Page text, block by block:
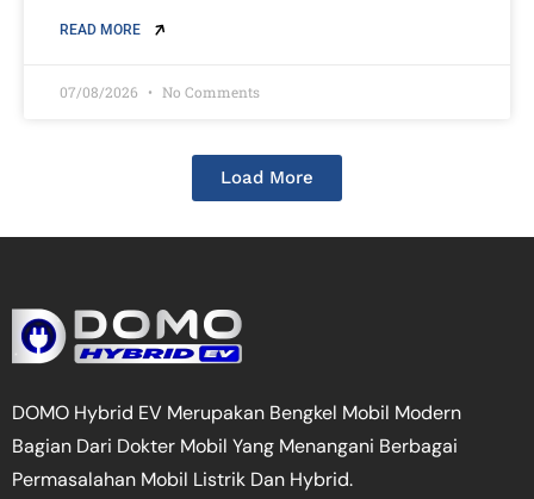
READ MORE
07/08/2026 No Comments
Load More
DOMO Hybrid EV Merupakan Bengkel Mobil Modern
Bagian Dari Dokter Mobil Yang Menangani Berbagai
Permasalahan Mobil Listrik Dan Hybrid.